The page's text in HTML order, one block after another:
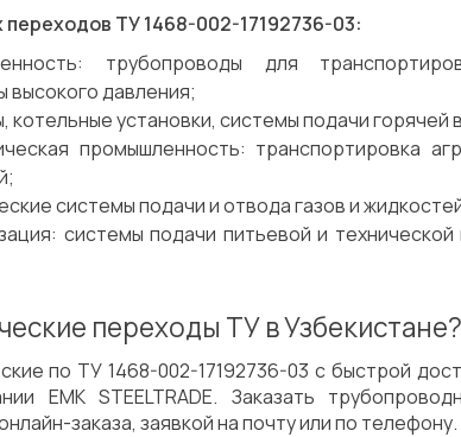
ТУ 1468-002-17192736-03:
трубопроводы для
давления;
котельные установки, системы подачи горячей
промышленность: транспортировка
системы подачи и отвода газов и
системы подачи питьевой и
переходы ТУ в Узбекистане?
по ТУ 1468-002-17192736-03 с быстрой
EMK STEELTRADE. Заказать
заказа, заявкой на почту или по телефону.